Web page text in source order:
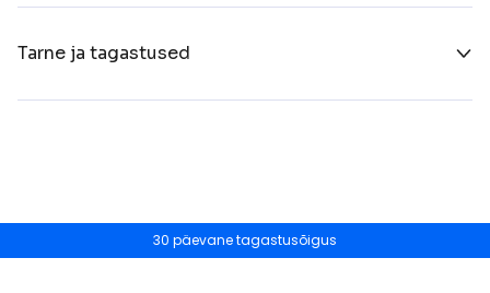
Tarne ja tagastused
30 päevane tagastusõigus